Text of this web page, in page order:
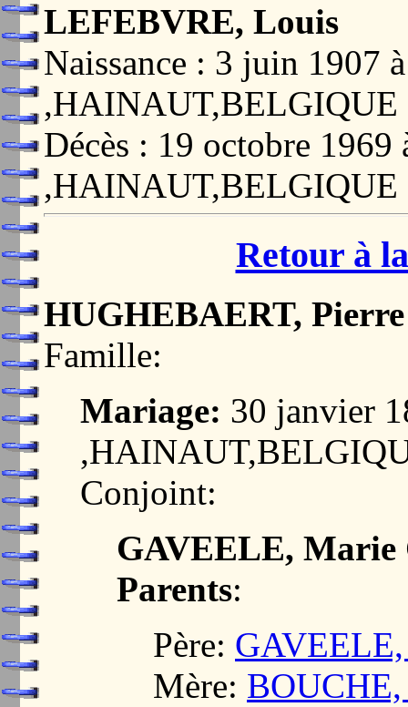
LEFEBVRE, Louis
Naissance : 3 juin 1907
,HAINAUT,BELGIQUE
Décès : 19 octobre 1969
,HAINAUT,BELGIQUE
Retour à
HUGHEBAERT, Pierre
Famille:
Mariage: 30 janvier
Conjoint:
GAVEELE, Marie
Parents:
Père: GAVEELE,
Mère: BOUCHE,